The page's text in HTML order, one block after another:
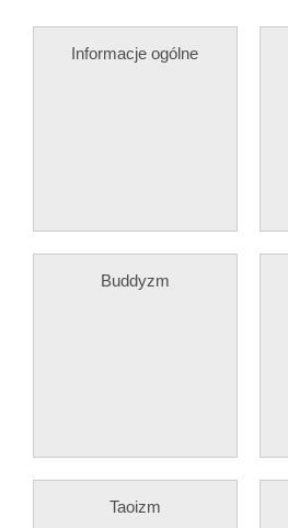
Informacje ogólne
Buddyzm
Taoizm